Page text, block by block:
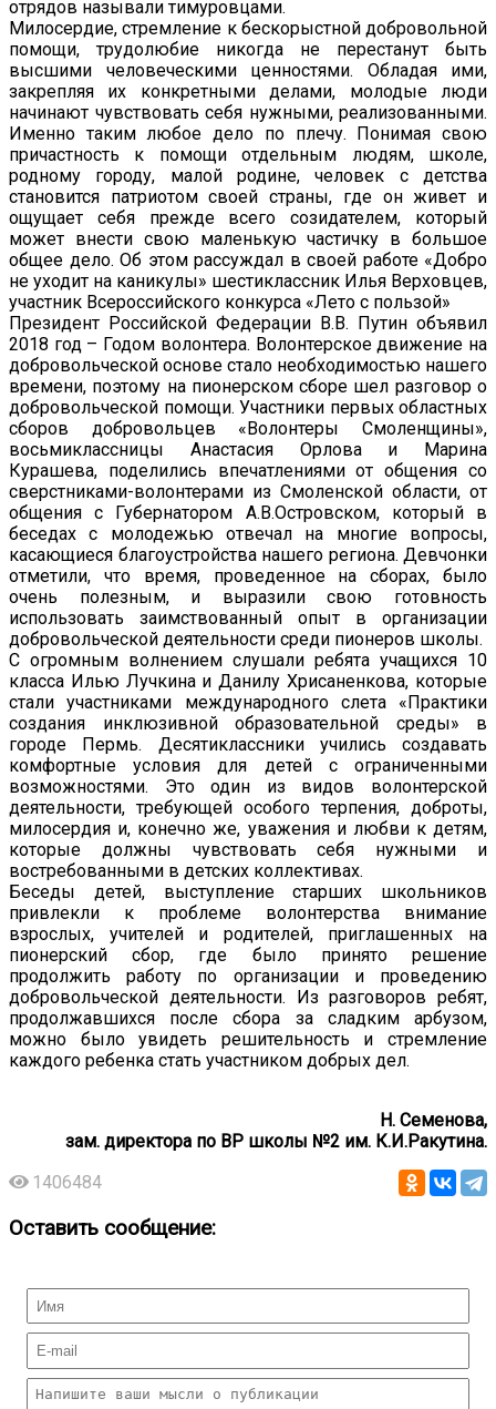
отрядов называли тимуровцами.
Милосердие, стремление к бескорыстной добровольной
помощи, трудолюбие никогда не перестанут быть
высшими человеческими ценностями. Обладая ими,
закрепляя их конкретными делами, молодые люди
начинают чувствовать себя нужными, реализованными.
Именно таким любое дело по плечу. Понимая свою
причастность к помощи отдельным людям, школе,
родному городу, малой родине, человек с детства
становится патриотом своей страны, где он живет и
ощущает себя прежде всего созидателем, который
может внести свою маленькую частичку в большое
общее дело. Об этом рассуждал в своей работе «Добро
не уходит на каникулы» шестиклассник Илья Верховцев,
участник Всероссийского конкурса «Лето с пользой»
Президент Российской Федерации В.В. Путин объявил
2018 год – Годом волонтера. Волонтерское движение на
добровольческой основе стало необходимостью нашего
времени, поэтому на пионерском сборе шел разговор о
добровольческой помощи. Участники первых областных
сборов добровольцев «Волонтеры Смоленщины»,
восьмиклассницы Анастасия Орлова и Марина
Курашева, поделились впечатлениями от общения со
сверстниками-волонтерами из Смоленской области, от
общения с Губернатором А.В.Островском, который в
беседах с молодежью отвечал на многие вопросы,
касающиеся благоустройства нашего региона. Девчонки
отметили, что время, проведенное на сборах, было
очень полезным, и выразили свою готовность
использовать заимствованный опыт в организации
добровольческой деятельности среди пионеров школы.
С огромным волнением слушали ребята учащихся 10
класса Илью Лучкина и Данилу Хрисаненкова, которые
стали участниками международного слета «Практики
создания инклюзивной образовательной среды» в
городе Пермь. Десятиклассники учились создавать
комфортные условия для детей с ограниченными
возможностями. Это один из видов волонтерской
деятельности, требующей особого терпения, доброты,
милосердия и, конечно же, уважения и любви к детям,
которые должны чувствовать себя нужными и
востребованными в детских коллективах.
Беседы детей, выступление старших школьников
привлекли к проблеме волонтерства внимание
взрослых, учителей и родителей, приглашенных на
пионерский сбор, где было принято решение
продолжить работу по организации и проведению
добровольческой деятельности. Из разговоров ребят,
продолжавшихся после сбора за сладким арбузом,
можно было увидеть решительность и стремление
каждого ребенка стать участником добрых дел.
Н. Семенова,
зам. директора по ВР школы №2 им. К.И.Ракутина.
1406484
Оставить сообщение: